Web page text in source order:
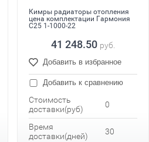
Кимры радиаторы отопления
цена комплектации Гармония
С25 1-1000-22
41 248.50 руб.
Добавить в избранное
Добавить к сравнению
Стоимость
доставки(руб)
0
Время
доставки(дней)
30